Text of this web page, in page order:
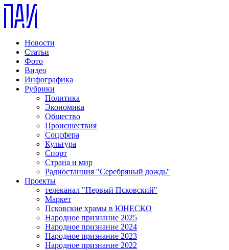
Новости
Статьи
Фото
Видео
Инфографика
Рубрики
Политика
Экономика
Общество
Происшествия
Соцсфера
Культура
Спорт
Страна и мир
Радиостанция "Серебряный дождь"
Проекты
телеканал "Первый Псковский"
Маркет
Псковские храмы в ЮНЕСКО
Народное признание 2025
Народное признание 2024
Народное признание 2023
Народное признание 2022